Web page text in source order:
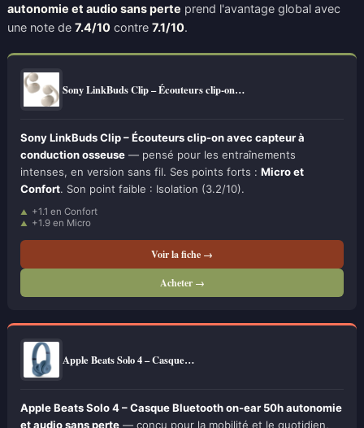
autonomie et audio sans perte prend l'avantage global avec
une note de 7.4/10 contre 7.1/10.
Sony LinkBuds Clip – Écouteurs clip-on…
Sony LinkBuds Clip – Écouteurs clip-on avec capteur à
conduction osseuse — pensé pour les entraînements
intenses, en version sans fil. Ses points forts : Micro et
Confort. Son point faible : Isolation (3.2/10).
+1.1 en Confort
+1.9 en Micro
Voir la fiche →
Acheter →
Apple Beats Solo 4 – Casque…
Apple Beats Solo 4 – Casque Bluetooth on-ear 50h autonomie
et audio sans perte — conçu pour la mobilité et le quotidien,